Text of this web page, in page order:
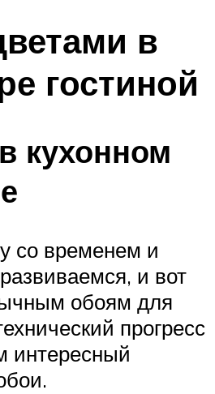
в
гостиной
кухонном
со временем и
и вот
обоям для
прогресс
интересный